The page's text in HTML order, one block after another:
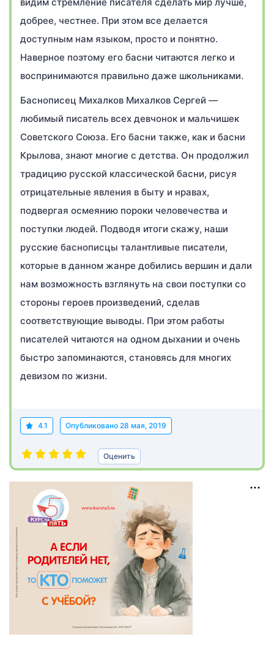
добрее, честнее. При этом все делается
доступным нам языком, просто и понятно.
Наверное поэтому его басни читаются легко и
воспринимаются правильно даже школьниками.
Баснописец Михалков Михалков Сергей —
любимый писатель всех девчонок и мальчишек
Советского Союза. Его басни также, как и басни
Крылова, знают многие с детства. Он продолжил
традицию русской классической басни, рисуя
отрицательные явления в быту и нравах,
подвергая осмеянию пороки человечества и
поступки людей. Подводя итоги скажу, наши
русские баснописцы талантливые писатели,
которые в данном жанре добились вершин и дали
нам возможность взглянуть на свои поступки со
стороны героев произведений, сделав
соответствующие выводы. При этом работы
писателей читаются на одном дыхании и очень
быстро запоминаются, становясь для многих
девизом по жизни.
4.1 Опубликовано 28 мая, 2019
Оценить